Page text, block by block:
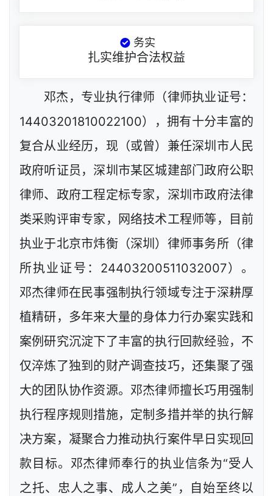
务实
扎实维护合法权益
邓杰，专业执行律师（律师执业证号：
14403201810022100），拥有十分丰富的
复合从业经历，现（或曾）兼任深圳市人民
政府听证员，深圳市某区城建部门政府公职
律师、政府工程定标专家，深圳市政府法律
类采购评审专家，网络技术工程师等，目前
执业于北京市炜衡（深圳）律师事务所（律
所执业证号：24403200511032007）。
邓杰律师在民事强制执行领域专注于深耕厚
植精研，多年来大量的身体力行办案实践和
案例研究沉淀下了丰富的执行回款经验，不
仅淬炼了独到的财产调查技巧，还集聚了强
大的团队协作资源。邓杰律师擅长巧用强制
执行程序规则措施，定制多措并举的执行解
决方案，凝聚合力推动执行案件早日实现回
款目标。邓杰律师奉行的执业信条为“受人
之托、忠人之事、成人之美”，自始至终以